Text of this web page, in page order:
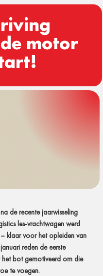
motor
de recente jaarwisseling
les-vrachtwagen werd
klaar voor het opleiden van
reden de eerste
het bot gemotiveerd om die
te voegen.